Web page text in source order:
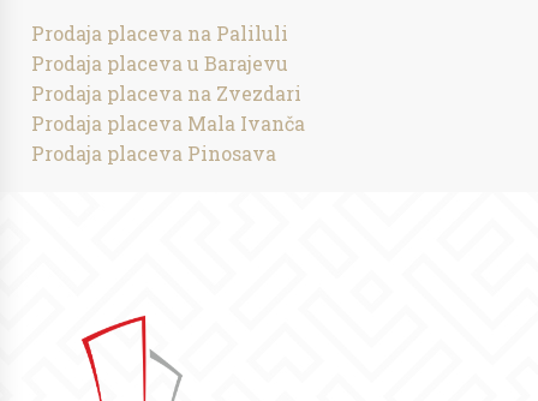
Prodaja placeva na Paliluli
Prodaja placeva u Barajevu
Prodaja placeva na Zvezdari
Prodaja placeva Mala Ivanča
Prodaja placeva Pinosava